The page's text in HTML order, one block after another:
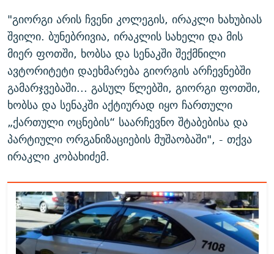
"გიორგი არის ჩვენი კოლეგის, ირაკლი ხახუბიას
შვილი. ბუნებრივია, ირაკლის სახელი და მის
მიერ ფოთში, ხობსა და სენაკში შექმნილი
ავტორიტეტი დაეხმარება გიორგის არჩევნებში
გამარჯვებაში... გასულ წლებში, გიორგი ფოთში,
ხობსა და სენაკში აქტიურად იყო ჩართული
„ქართული ოცნების“ საარჩევნო შტაბებისა და
პარტიული ორგანიზაციების მუშაობაში", - თქვა
ირაკლი კობახიძემ.